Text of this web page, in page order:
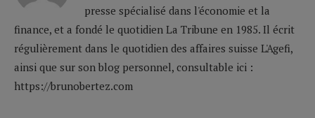
presse spécialisé dans l'économie et la
finance, et a fondé le quotidien La Tribune en 1985. Il écrit
régulièrement dans le quotidien des affaires suisse L'Agefi,
ainsi que sur son blog personnel, consultable ici :
https://brunobertez.com